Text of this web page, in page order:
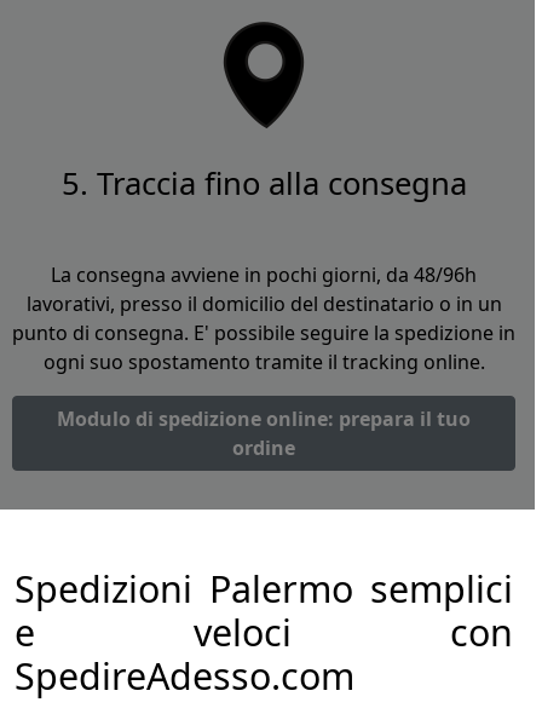
5. Traccia fino alla consegna
La consegna avviene in pochi giorni, da 48/96h
lavorativi, presso il domicilio del destinatario o in un
punto di consegna. E' possibile seguire la spedizione in
ogni suo spostamento tramite il tracking online.
Modulo di spedizione online: prepara il tuo
ordine
Spedizioni Palermo semplici
e veloci con
SpedireAdesso.com